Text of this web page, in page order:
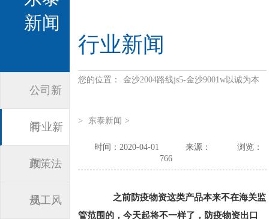
新闻
公司新
闻
行业新
闻
政策法
规
员工风
行业新闻
您的位置： 金沙2004路线js5-金沙9001w以诚为本
> 东泰新闻 >
时间：2020-04-01 来源：
浏览：
766
之前防疫物资这类产品本来不在海关监
管范围的，今天起将不一样了，防疫物资出口